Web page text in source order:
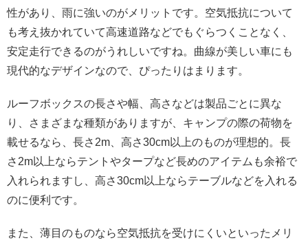
性があり、雨に強いのがメリットです。空気抵抗について
も考え抜かれていて高速道路などでもぐらつくことなく、
安定走行できるのがうれしいですね。曲線が美しい車にも
現代的なデザインなので、ぴったりはまります。
ルーフボックスの長さや幅、高さなどは製品ごとに異な
り、さまざまな種類がありますが、キャンプの際の荷物を
載せるなら、長さ2m、高さ30cm以上のものが理想的。長
さ2m以上ならテントやタープなど長めのアイテムも余裕で
入れられますし、高さ30cm以上ならテーブルなどを入れる
のに便利です。
また、薄目のものなら空気抵抗を受けにくいといったメリ